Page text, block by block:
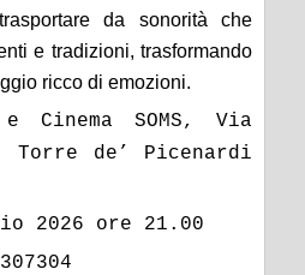
da sonorità che
e tradizioni, trasformando
ricco di emozioni.
Cinema SOMS, Via
Torre de’ Picenardi
2026 ore 21.00